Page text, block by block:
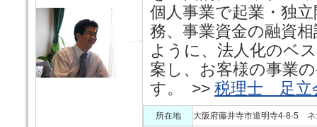
個人事業で起業・独
務、事業資金の融資
ように、法人化のベ
案し、お客様の事業
す。 >> 税理士 足立
所在地 大阪府藤井寺市道明寺4-8-5 ネ